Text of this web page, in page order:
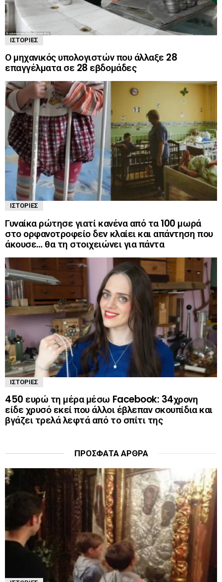
ΙΣΤΟΡΊΕΣ
Ο μηχανικός υπολογιστών που άλλαξε 28
επαγγέλματα σε 28 εβδομάδες
ΙΣΤΟΡΊΕΣ
Γυναίκα ρώτησε γιατί κανένα από τα 100 μωρά
στο ορφανοτροφείο δεν κλαίει και απάντηση που
άκουσε… θα τη στοιχειώνει για πάντα
ΙΣΤΟΡΊΕΣ
450 ευρώ τη μέρα μέσω Facebook: 34χρονη
είδε χρυσό εκεί που άλλοι έβλεπαν σκουπίδια και
βγάζει τρελά λεφτά από το σπίτι της
ΠΡΌΣΦΑΤΑ ΆΡΘΡΑ